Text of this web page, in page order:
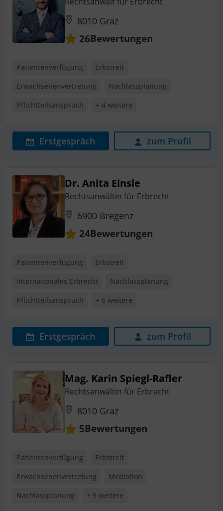
8010 Graz
26Bewertungen
Patientenverfügung
Erbstreit
Erwachsenenvertretung
Nachlassplanung
Pflichtteilsanspruch
+ 4 weitere
Erstgespräch zum Profil
Dr. Anita Einsle
Rechtsanwältin für Erbrecht
6900 Bregenz
24Bewertungen
Patientenverfügung
Erbstreit
Internationales Erbrecht
Nachlassplanung
Pflichtteilsanspruch
+ 6 weitere
Erstgespräch zum Profil
Mag. Karin Spiegl-Rafler
Rechtsanwältin für Erbrecht
8010 Graz
5Bewertungen
Patientenverfügung
Erbstreit
Erwachsenenvertretung
Mediation
Nachlassplanung
+ 5 weitere